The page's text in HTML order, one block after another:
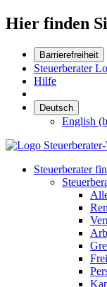
Hier finden
Barrierefreiheit
Steuerberater
Hilfe
Deutsch
English
Steuerberater